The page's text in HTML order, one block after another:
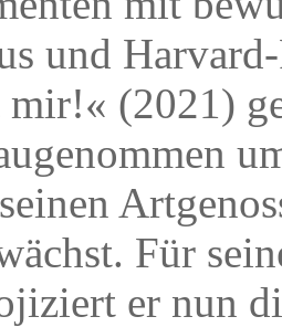
und
(2021)
Für
er nun